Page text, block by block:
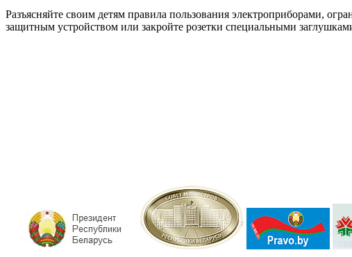
Разъясняйте своим детям правила пользования электроприборами,
защитным устройством или закройте розетки специальными